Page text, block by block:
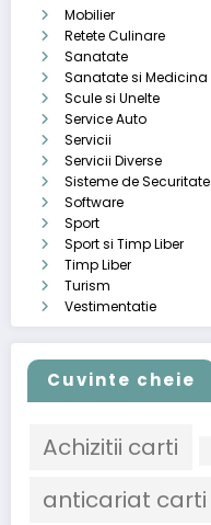
Mobilier
Retete Culinare
Sanatate
Sanatate si Medicina
Scule si Unelte
Service Auto
Servicii
Servicii Diverse
Sisteme de Securitate
Software
Sport
Sport si Timp Liber
Timp Liber
Turism
Vestimentatie
Cuvinte cheie
Achizitii carti
anticariat carti